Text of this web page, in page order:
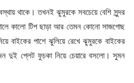
থাকে। তখনই ঝুমুরকে সবচেয়ে বেশি সুন্দর
কালো টিপ ছাড়া আর তেমন কোনো সাজগোছ
বাইকের পাশে ঝুলিয়ে রেখে ঝুমুরকে বাইকের
দুই প্লেট ফুচকা নিয়ে চেয়ারে বসলো। সুমন